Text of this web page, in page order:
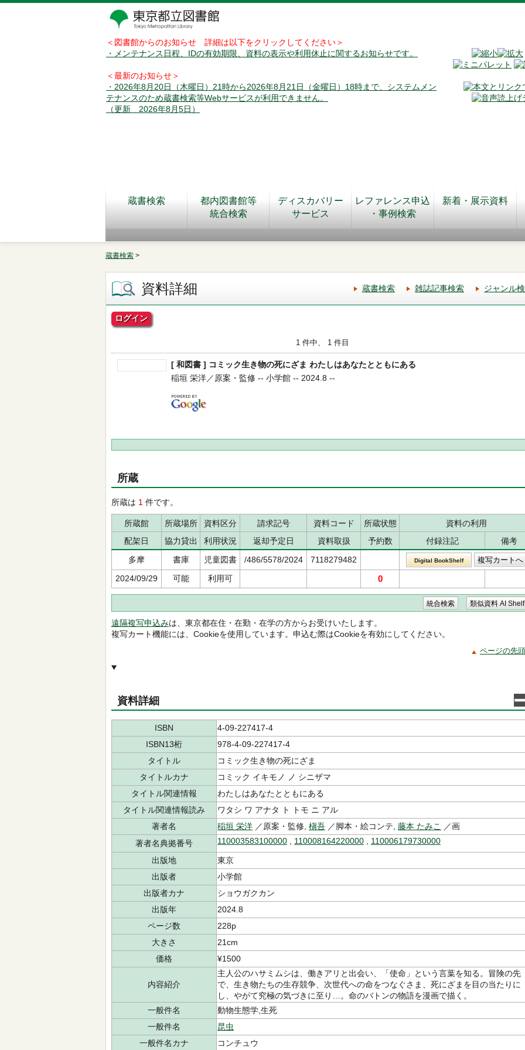
＜図書館からのお知らせ 詳細は以下をクリックしてください＞
・メンテナンス日程、IDの有効期限、資料の表示や利用休止に関するお知らせです。
＜最新のお知らせ＞
・2026年8月20日（木曜日）21時から2026年8月21日（金曜日）18時まで、システムメン
テナンスのため蔵書検索等Webサービスが利用できません。
（更新 2026年8月5日）
蔵書検索
都内図書館等
統合検索
ディスカバリー
サービス
レファレンス申込
・事例検索
新着・展示資料
蔵書検索 >
資料詳細 蔵書検索 雑誌記事検索 ジャンル
ログイン
1 件中、 1 件目
[ 和図書 ] コミック生き物の死にざま わたしはあなたとともにある
稲垣 栄洋／原案・監修 -- 小学館 -- 2024.8 --
所蔵
所蔵は 1 件です。
所蔵館 所蔵場所 資料区分 請求記号 資料コード 所蔵状態
資料の利用
配架日
協力貸出 利用状況 返却予定日 資料取扱 予約数 付録注記
備考
多摩
書庫 児童図書 /486/5578/2024 7118279482 Digital BookShelf
2024/09/29 可能 利用可 0
遠隔複写申込みは、東京都在住・在勤・在学の方からお受けいたします。
複写カート機能には、Cookieを使用しています。申込む際はCookieを有効にしてください。
ページの先
資料詳細
ISBN
4-09-227417-4
ISBN13桁
978-4-09-227417-4
タイトル
コミック生き物の死にざま
タイトルカナ
コミック イキモノ ノ シニザマ
タイトル関連情報
わたしはあなたとともにある
タイトル関連情報読み
ワタシ ワ アナタ ト トモ ニ アル
著者名
稲垣 栄洋 ／原案・監修, 槇吾 ／脚本・絵コンテ, 藤本 たみこ
／画
著者名典拠番号
110003583100000 110008164220000 110006179730000
出版地
東京
出版者
小学館
出版者カナ
ショウガクカン
出版年
2024.8
ページ数
228p
大きさ
21cm
価格
¥1500
内容紹介
主人公のハサミムシは、働きアリと出会い、「使命」という言葉を知る。冒険の先
で、生き物たちの生存競争、次世代への命をつなぐさま、死にざまを目の当たりに
し、やがて究極の気づきに至り…。命のバトンの物語を漫画で描く。
一般件名
動物生態学,生死
一般件名
昆虫
一般件名カナ
コンチュウ